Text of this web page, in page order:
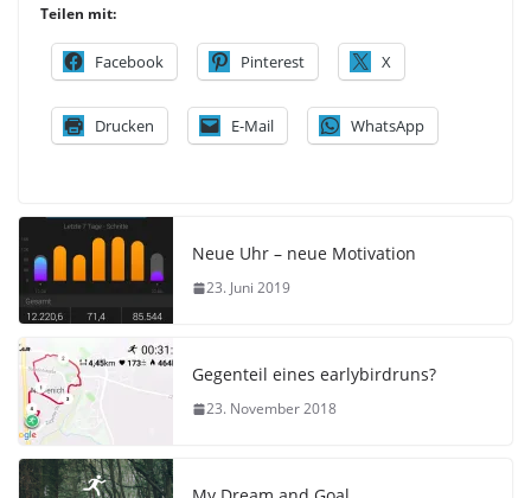
Teilen mit:
Facebook Pinterest X
Drucken E-Mail WhatsApp
Neue Uhr – neue Motivation
23. Juni 2019
Gegenteil eines earlybirdruns?
23. November 2018